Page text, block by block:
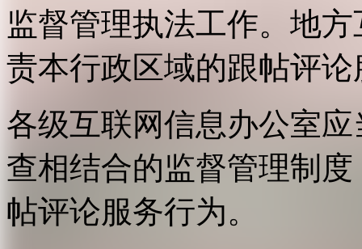
监督管理执法工作。地
责本行政区域的跟帖评
各级互联网信息办公室
查相结合的监督管理制
帖评论服务行为。